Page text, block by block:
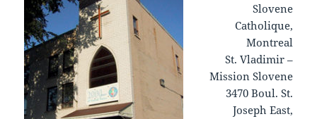
Slovene
Catholique,
Montreal
St. Vladimir –
Mission Slovene
3470 Boul. St.
Joseph East,